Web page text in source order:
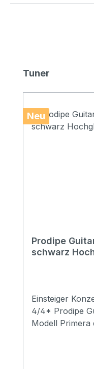
Produktgalerie
Tuner
Neu
Prodipe
schwarz
Einsteiger
4/4* Prodipe
Modell Primera